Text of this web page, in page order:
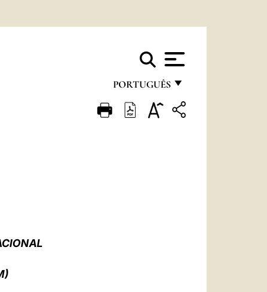
PORTUGUÊS
FRANÇAIS